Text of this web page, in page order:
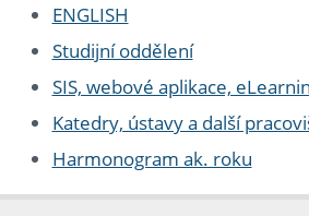
ENGLISH
Studijní oddělení
SIS, webové aplikace,
Katedry, ústavy a další
Harmonogram ak. roku